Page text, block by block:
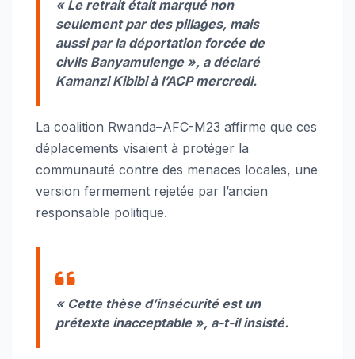
« Le retrait était marqué non
seulement par des pillages, mais
aussi par la déportation forcée de
civils Banyamulenge », a déclaré
Kamanzi Kibibi à l’ACP mercredi.
La coalition Rwanda–AFC-M23 affirme que ces
déplacements visaient à protéger la
communauté contre des menaces locales, une
version fermement rejetée par l’ancien
responsable politique.
« Cette thèse d’insécurité est un
prétexte inacceptable », a-t-il insisté.